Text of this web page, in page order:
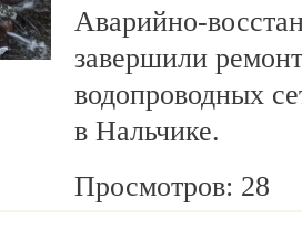
Аварийно-
завершили
водопроводных
в Нальчике.
Просмотров: 28